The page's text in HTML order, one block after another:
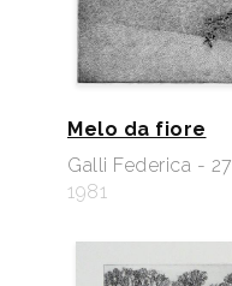
Melo da fiore
Galli Federica - 27
1981